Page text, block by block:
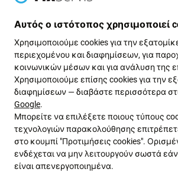
ΣΕ ΑΠΌΘΕΜΑ 10+ τεμ ΣΕ
Apple
Αυτός ο ιστότοπος χρησιμοποιεί
Χρησιμοποιούμε cookies για την
περιεχομένου και διαφημίσεων, για
κοινωνικών μέσων και για ανάλυση της
Χρησιμοποιούμε επίσης cookies για την
διαφημίσεων — διαβάστε περισσότερα
Google.
Μπορείτε να επιλέξετε ποιους τύπους
τεχνολογιών παρακολούθησης
στο κουμπί "Προτιμήσεις cookies".
ενδέχεται να μην λειτουργούν σωστά
είναι απενεργοποιημένα.